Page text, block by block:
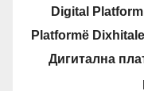
Digital
Platformë
Дигитална